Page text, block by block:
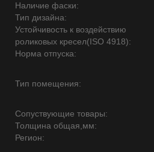
Наличие фаски:
Тип дизайна:
Устойчивость к воздействию
роликовых кресел(ISO 4918):
Норма отпуска:
Тип помещения:
Сопуствующие товары:
Толщина общая,мм:
Регион: